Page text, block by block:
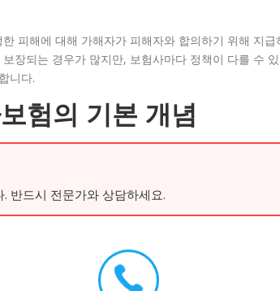
피해에 대해 가해자가 피해자와 합의하기 위해 지
장되는 경우가 많지만, 보험사마다 정책이 다를 수
니다.
험의 기본 개념
반드시 전문가와 상담하세요.